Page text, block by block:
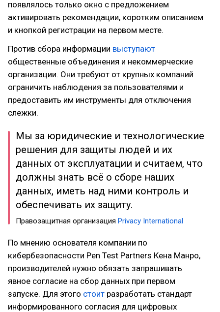
появлялось только окно с предложением
активировать рекомендации, коротким описанием
и кнопкой регистрации на первом месте.
Против сбора информации выступают
общественные объединения и некоммерческие
организации. Они требуют от крупных компаний
ограничить наблюдения за пользователями и
предоставить им инструменты для отключения
слежки.
Мы за юридические и технологические
решения для защиты людей и их
данных от эксплуатации и считаем, что
должны знать всё о сборе наших
данных, иметь над ними контроль и
обеспечивать их защиту.
Правозащитная организация Privacy International
По мнению основателя компании по
кибербезопасности Pen Test Partners Кена Манро,
производителей нужно обязать запрашивать
явное согласие на сбор данных при первом
запуске. Для этого стоит разработать стандарт
информированного согласия для цифровых